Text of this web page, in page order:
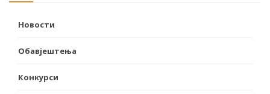
Новости
Обавјештења
Конкурси